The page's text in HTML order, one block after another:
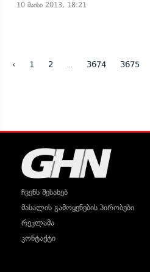
10 მაისი 2013, 18:21
‹ 1 2 3674 3675
ჩვენს შესახებ
მასალის გამოყენების პირობები
რეკლამა
კონტაქტი